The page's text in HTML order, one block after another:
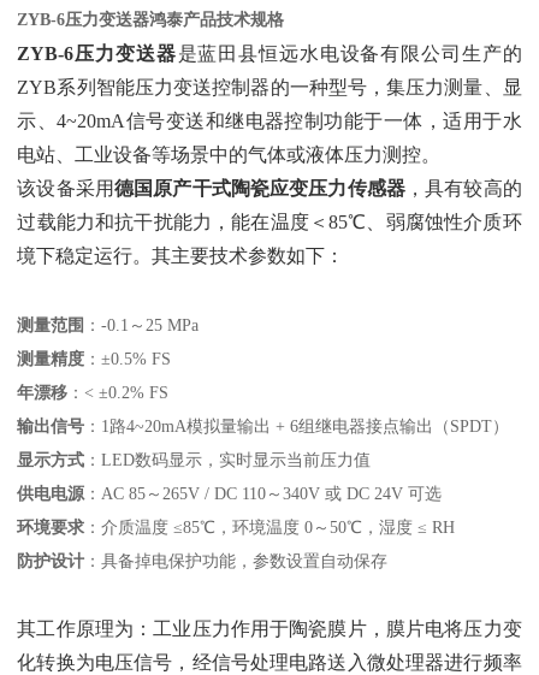
ZYB-6压力变送器鸿泰产品技术规格
ZYB-6压力变送器‌是蓝田县恒远水电设备有限公司生产的
ZYB系列智能压力变送控制器的一种型号，集压力测量、显
示、4~20mA信号变送和继电器控制功能于一体，适用于水
电站、工业设备等场景中的气体或液体压力测控。
该设备采用‌德国原产干式陶瓷应变压力传感器‌，具有较高的
过载能力和抗干扰能力，能在温度＜85℃、弱腐蚀性介质环
境下稳定运行。其主要技术参数如下：
测量范围 ‌：-0.1～25 MPa
测量精度 ‌：±0.5% FS
年漂移 ‌：< ±0.2% FS
输出信号 ‌：1路4~20mA模拟量输出 + 6组继电器接点输出（SPDT）
显示方式 ‌：LED数码显示，实时显示当前压力值
供电电源‌：AC 85～265V / DC 110～340V 或 DC 24V 可选
环境要求 ‌：介质温度 ≤85℃，环境温度 0～50℃，湿度 ≤ RH
防护设计 ‌：具备掉电保护功能，参数设置自动保存
其工作原理为：工业压力作用于陶瓷膜片，膜片电将压力变
化转换为电压信号，经信号处理电路送入微处理器进行频率